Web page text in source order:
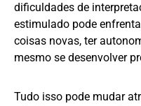
dificuldades de
estimulado pode
coisas novas, ter
mesmo se desenvolver
Tudo isso pode mudar